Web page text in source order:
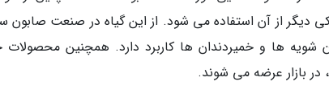
دیگر از آن استفاده می شود. از این گیاه در صنعت صابون
ها و خمیردندان ها کاربرد دارد. همچنین محصولات
در بازار عرضه می شوند.